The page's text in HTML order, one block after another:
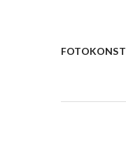
FOTOKONST